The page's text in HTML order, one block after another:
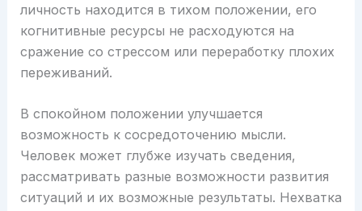
личность находится в тихом положении, его
когнитивные ресурсы не расходуются на
сражение со стрессом или переработку плохих
переживаний.
В спокойном положении улучшается
возможность к сосредоточению мысли.
Человек может глубже изучать сведения,
рассматривать разные возможности развития
ситуаций и их возможные результаты. Нехватка